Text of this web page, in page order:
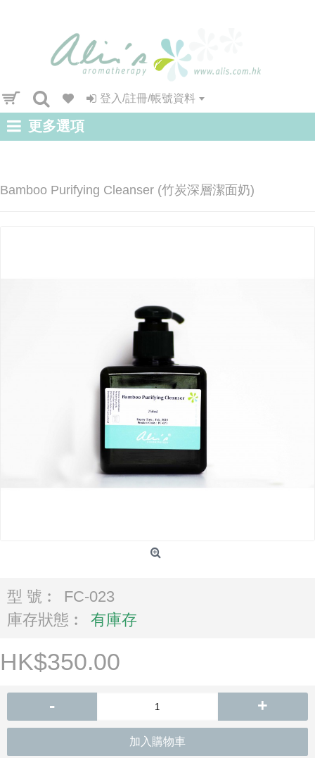
登入/註冊/帳號資料
更多選項
Bamboo Purifying Cleanser (竹炭深層潔面奶)
型 號︰
FC-023
庫存狀態︰
有庫存
HK$350.00
- +
加入購物車